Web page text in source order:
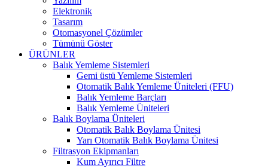
Elektronik
Tasarım
Otomasyonel Çözümler
Tümünü Göster
ÜRÜNLER
Balık Yemleme Sistemleri
Gemi üstü Yemleme Sistemleri
Otomatik Balık Yemleme Üniteleri (FFU)
Balık Yemleme Barçları
Balık Yemleme Üniteleri
Balık Boylama Üniteleri
Otomatik Balık Boylama Ünitesi
Yarı Otomatik Balık Boylama Ünitesi
Filtrasyon Ekipmanları
Kum Ayırıcı Filtre